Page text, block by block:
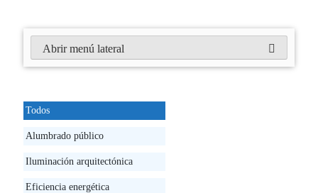
Todos
Alumbrado público
Iluminación arquitectónica
Eficiencia energética
Abrir menú lateral